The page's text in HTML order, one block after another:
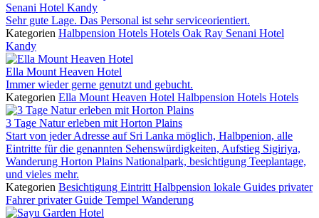
Senani Hotel Kandy
Sehr gute Lage. Das Personal ist sehr serviceorientiert.
Kategorien Halbpension Hotels Hotels Oak Ray Senani Hotel
Kandy
Ella Mount Heaven Hotel
Immer wieder gerne genutzt und gebucht.
Kategorien Ella Mount Heaven Hotel Halbpension Hotels Hotels
3 Tage Natur erleben mit Horton Plains
Start von jeder Adresse auf Sri Lanka möglich, Halbpenion, alle
Eintritte für die genannten Sehenswürdigkeiten, Aufstieg Sigiriya,
Wanderung Horton Plains Nationalpark, besichtigung Teeplantage,
und vieles mehr.
Kategorien Besichtigung Eintritt Halbpension lokale Guides privater
Fahrerprivater Guide Tempel Wanderung